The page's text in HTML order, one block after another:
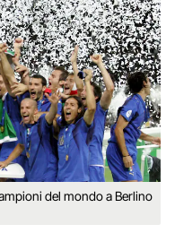
del mondo a Berlino